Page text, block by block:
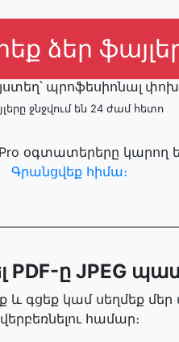
ձեր
պրոֆեսիոնալ
ջնջվում են 24 ժամ հետո
օգտատերերը կարող
Գրանցվեք հիմա։
PDF-ը JPEG
և գցեք կամ սեղմեք
վերբեռնելու համար։